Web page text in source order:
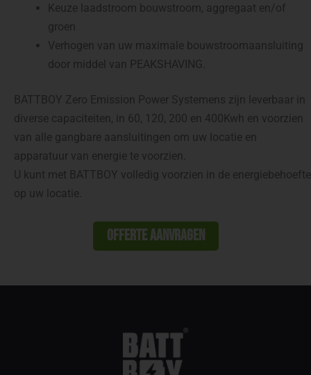
Keuze laadstroom bouwstroom, aggregaat en/of
groen
Verhogen van uw maximale bouwstroomaansluiting
door middel van PEAKSHAVING.
BATTBOY Zero Emission Power Systemens zijn leverbaar in
diverse capaciteiten, in 60, 120, 200 en 400Kwh en voorzien
van alle gangbare aansluitingen om uw locatie en
apparatuur van energie te voorzien.
U kunt met BATTBOY volledig voorzien in de energiebehoefte
op uw locatie.
Offerte aanvragen